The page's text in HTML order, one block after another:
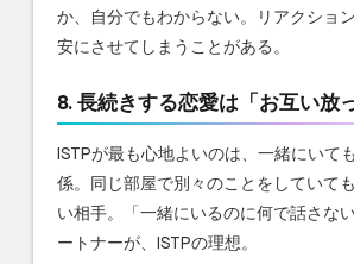
か、自分でもわからない。リアクショ
安にさせてしまうことがある。
8. 長続きする恋愛は「お互い放
ISTPが最も心地よいのは、一緒にいて
係。同じ部屋で別々のことをしていて
い相手。「一緒にいるのに何で話さな
ートナーが、ISTPの理想。